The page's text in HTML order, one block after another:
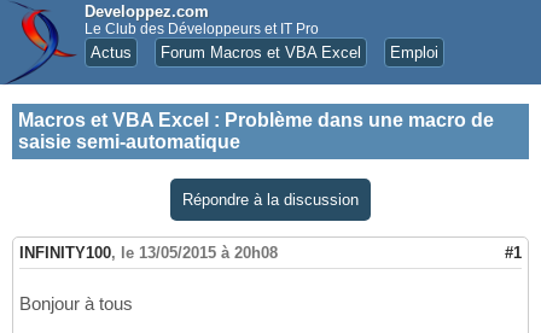
Developpez.com
Le Club des Développeurs et IT Pro
Actus Forum Macros et VBA Excel Emploi
Macros et VBA Excel : Problème dans une macro de
saisie semi-automatique
Répondre à la discussion
INFINITY100, le 13/05/2015 à 20h08 #1
Bonjour à tous